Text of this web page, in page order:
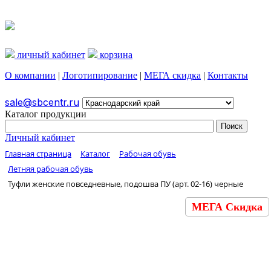
личный кабинет
корзина
О компании | Логотипирование | МЕГА скидка | Контакты
sale@sbcentr.ru
Каталог продукции
Личный кабинет
Главная страница Каталог
Рабочая обувь
Летняя рабочая обувь
Туфли женские повседневные, подошва ПУ (арт. 02-16) черные
МЕГА Скидка